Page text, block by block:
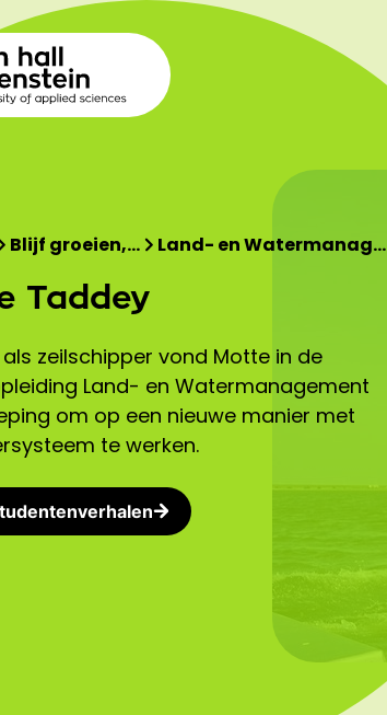
Blijf groeien,… Land- en Watermanag…
Taddey
zeilschipper vond Motte in de
Land- en Watermanagement
om op een nieuwe manier met
te werken.